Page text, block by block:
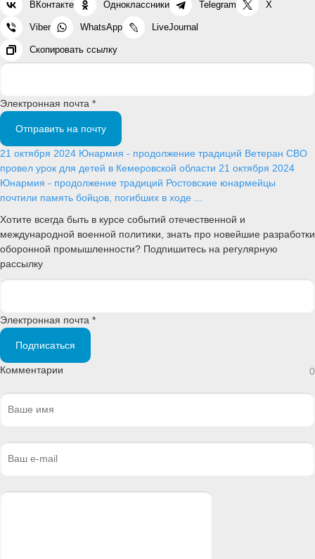
ВКонтакте Одноклассники Telegram X
Viber WhatsApp LiveJournal
Скопировать ссылку
Электронная почта *
Отправить на почту
21 октября 2024 Юнармия - продолжение традиций Ветеран СВО
провел урок для детей в Кемеровской области 21 октября 2024
Юнармия - продолжение традиций Ростовские юнармейцы
почтили память бойцов, погибших в ходе ...
Хотите всегда быть в курсе событий отечественной и
международной военной политики, знать про новейшие разработки
оборонной промышленности? Подпишитесь на регулярную
рассылку
Электронная почта *
Подписаться
Комментарии 0